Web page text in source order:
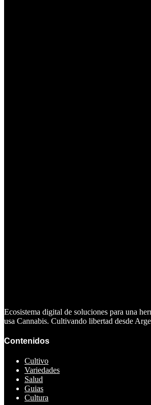
Ecosistema digital de soluciones para una
usa Cannabis. Cultivando libertad desde
Contenidos
Cultivo
Variedades
Salud
Guias
Cultura